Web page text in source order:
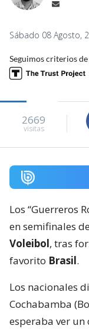
Sábado 08 Agosto,
Seguimos criterios de
2669
visitas
Los “Guerreros
en semifinales
Voleibol, tras
favorito Brasil.
Los nacionales
Cochabamba
esperaba ver